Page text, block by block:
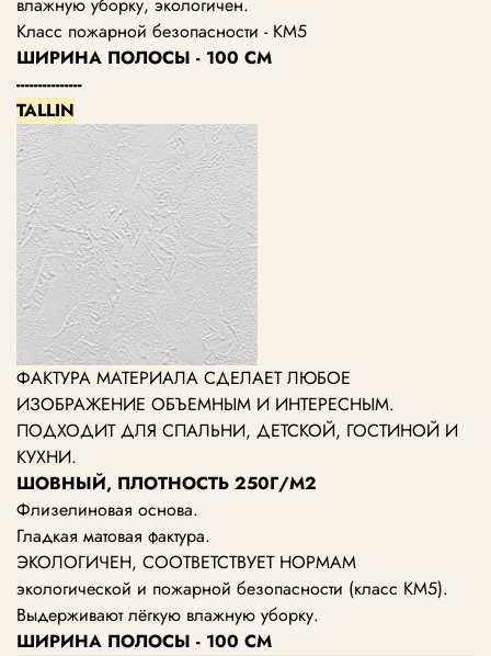
влажную уборку, экологичен.
Класс пожарной безопасности - КМ5
ШИРИНА ПОЛОСЫ - 100 СМ
---------------
TALLIN
ФАКТУРА МАТЕРИАЛА СДЕЛАЕТ ЛЮБОЕ
ИЗОБРАЖЕНИЕ ОБЪЕМНЫМ И ИНТЕРЕСНЫМ.
ПОДХОДИТ ДЛЯ СПАЛЬНИ, ДЕТСКОЙ, ГОСТИНОЙ И
КУХНИ.
ШОВНЫЙ, ПЛОТНОСТЬ 250Г/М2
Флизелиновая основа.
Гладкая матовая фактура.
ЭКОЛОГИЧЕН, СООТВЕТСТВУЕТ НОРМАМ
экологической и пожарной безопасности (класс КМ5).
Выдерживают лёгкую влажную уборку.
ШИРИНА ПОЛОСЫ - 100 СМ